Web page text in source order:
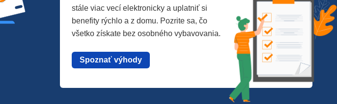
stále viac vecí elektronicky a uplatniť si
benefity rýchlo a z domu. Pozrite sa, čo
všetko získate bez osobného vybavovania.
Spoznať výhody